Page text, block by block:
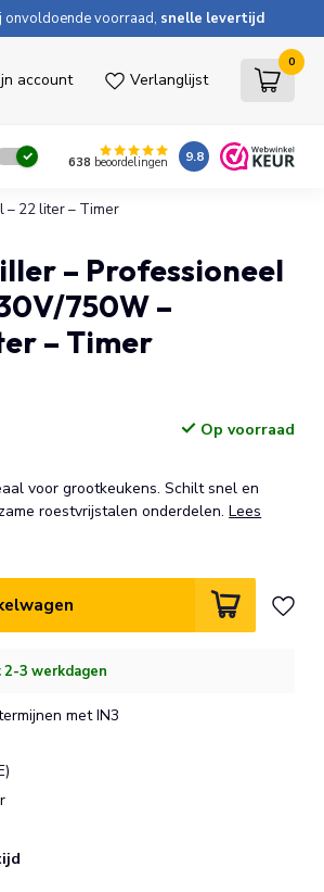
onvoldoende voorraad, snelle levertijd
account Verlanglijst
0
638 beoordelingen 9.8
– 22 liter – Timer
– Professioneel
750W –
– Timer
Op voorraad
voor grootkeukens. Schilt snel en
roestvrijstalen onderdelen.Lees
2-3 werkdagen
met IN3